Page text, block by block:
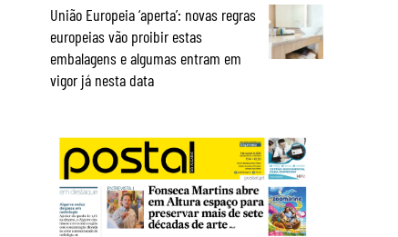
União Europeia ‘aperta’: novas regras
europeias vão proibir estas
embalagens e algumas entram em
vigor já nesta data